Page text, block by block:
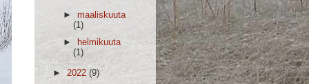
► maaliskuuta
(1)
►
helmikuuta
(1)
► 2022(9)